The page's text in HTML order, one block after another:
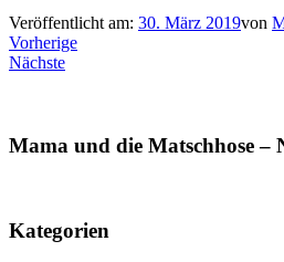
Veröffentlicht am: 30. März 2019von
Vorherige
Nächste
Mama und die Matschhose –
Kategorien